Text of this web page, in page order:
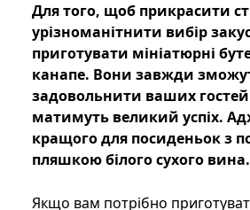
Для того, щоб прикрасити
урізноманітнити вибір
приготувати мініатюрні
канапе. Вони завжди
задовольнити ваших
матимуть великий успіх.
кращого для посиденьок з
пляшкою білого сухого вина.
Якщо вам потрібно